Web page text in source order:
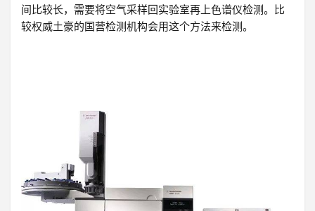
间比较长，需要将空气采样回实验室再上色谱仪检测。比
较权威土豪的国营检测机构会用这个方法来检测。